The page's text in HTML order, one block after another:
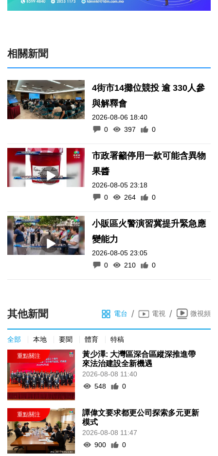
相關新聞
4街市14攤位競投 逾 330人參
與解釋會
2026-08-06 18:40
0
397 0
市政署籲停用一款可能含異物
果醬
2026-08-05 23:18
0
264 0
小販區火警演習冀提升緊急應
變能力
2026-08-05 23:05
0
210 0
其他新聞 電台 / 電視 / 微視頻
全部 本地 要聞 體育 特稿
黃少澤: 大灣區深合區縱深推進帶
來法治建設全新機遇
2026-08-08 11:40
548
0
譚偉文要求都更公司探索多元更新
模式
2026-08-08 11:47
900
0